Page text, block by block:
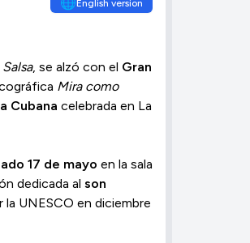
English version
, se alzó con el Gran
Mira como
Cubana celebrada en La
17 de mayo en la sala
dedicada al son
UNESCO en diciembre